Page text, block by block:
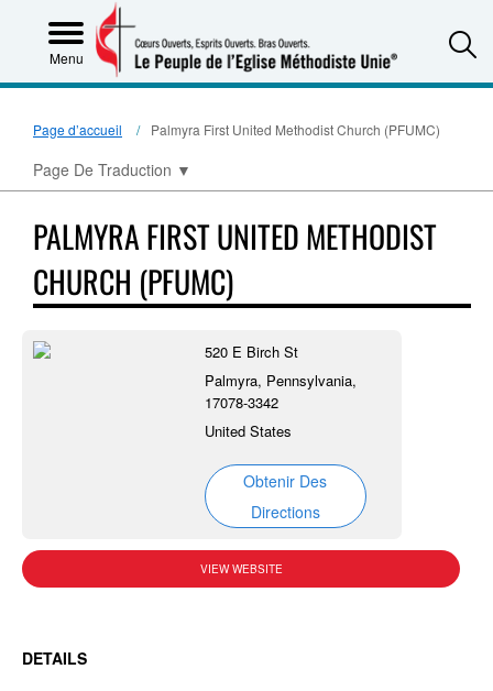
Menu
Page d’accueil Palmyra First United Methodist Church (PFUMC)
Page De Traduction ▼
PALMYRA FIRST UNITED METHODIST
CHURCH (PFUMC)
520 E Birch St
Palmyra, Pennsylvania,
17078-3342
United States
Obtenir Des
Directions
VIEW WEBSITE
DETAILS